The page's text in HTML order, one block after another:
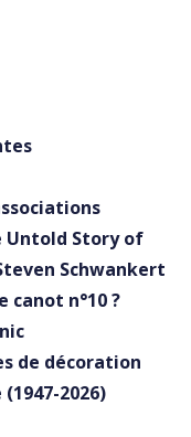
Untold Story of
Schwankert
n°10 ?
de décoration
2026)